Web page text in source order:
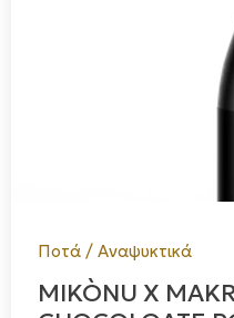
Ποτά / Αναψυκτικά
MIKÒNU X